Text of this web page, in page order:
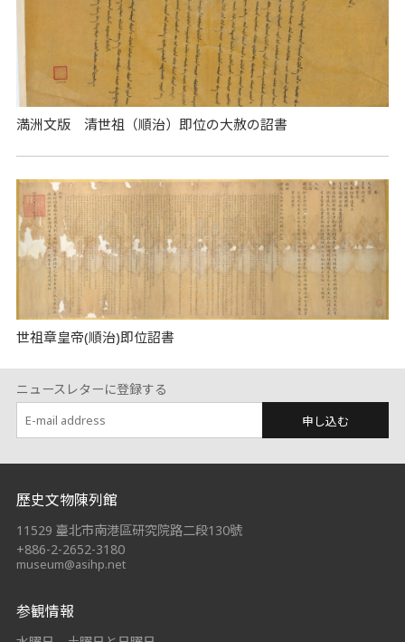
満洲文版 清世祖（順治）即位の大赦の詔書
世祖章皇帝(順治)即位詔書
ニュースレターに登録する
申し込む
:::
歷史文物陳列館
11529 臺北市南港區研究院路二段130號
+886-2-2652-3180
museum@asihp.net
参観情報